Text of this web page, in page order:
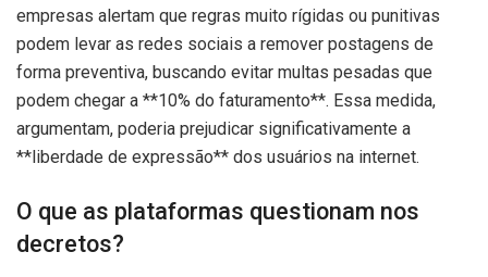
empresas alertam que regras muito rígidas ou punitivas
podem levar as redes sociais a remover postagens de
forma preventiva, buscando evitar multas pesadas que
podem chegar a **10% do faturamento**. Essa medida,
argumentam, poderia prejudicar significativamente a
**liberdade de expressão** dos usuários na internet.
O que as plataformas questionam nos
decretos?